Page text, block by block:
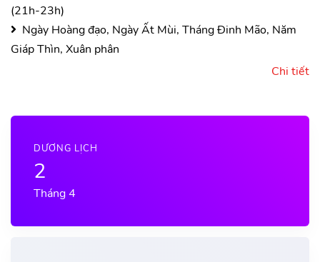
(21h-23h)
Ngày Hoàng đạo, Ngày Ất Mùi, Tháng Đinh Mão, Năm
Giáp Thìn, Xuân phân
Chi tiết
DƯƠNG LỊCH
2
Tháng 4